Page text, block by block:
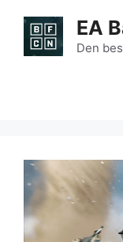
Inhalt
springen
EA
Den